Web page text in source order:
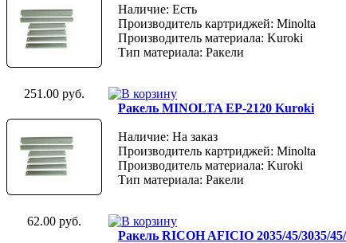
Наличие: Есть
Производитель картриджей: Minolta
Производитель материала: Kuroki
Тип материала: Ракели
251.00 руб.
Ракель MINOLTA EP-2120 Kuroki
Наличие: На заказ
Производитель картриджей: Minolta
Производитель материала: Kuroki
Тип материала: Ракели
62.00 руб.
Ракель RICOH AFICIO 2035/45/3035/